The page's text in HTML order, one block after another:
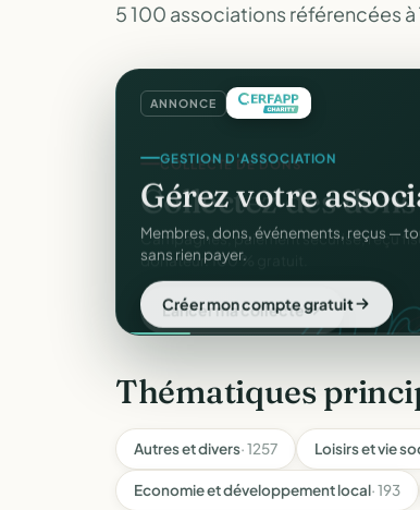
5 100 associations référencées à
ANNONCE
GESTION D'ASSOCIATION
Gérez votre
Membres, dons, événements, reçus —
sans rien payer.
Créer mon compte gratuit
Thématiques
Autres et divers· 1257 Loisirs et vie
Economie et développement local· 193